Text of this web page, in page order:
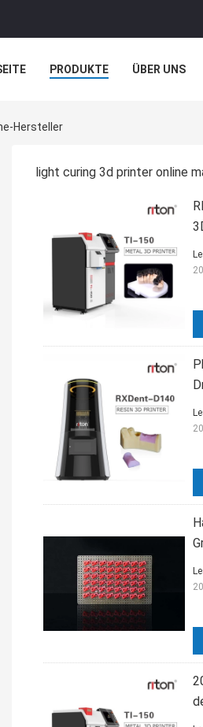
PRODUKTE ÜBER UNS
Hersteller
light curing 3d printer online